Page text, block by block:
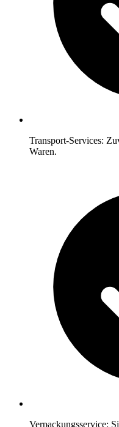
Transport-Services:
Waren.
Verpackungsservice: